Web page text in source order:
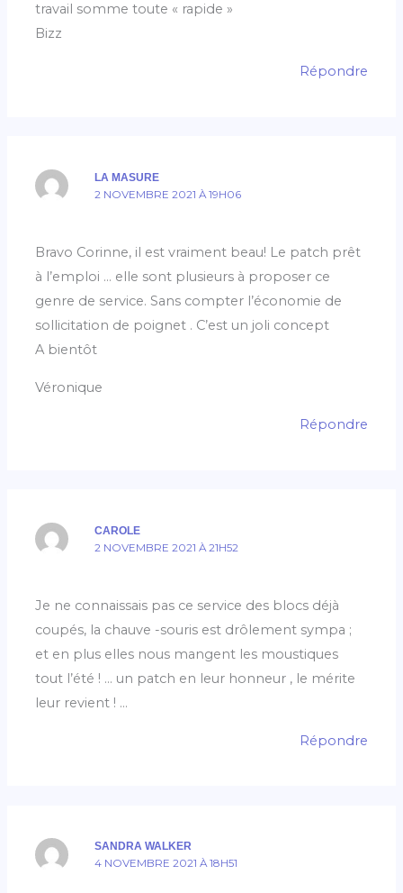
travail somme toute « rapide »
Bizz
Répondre
LA MASURE
2 NOVEMBRE 2021 À 19H06
Bravo Corinne, il est vraiment beau! Le patch prêt
à l’emploi … elle sont plusieurs à proposer ce
genre de service. Sans compter l’économie de
sollicitation de poignet . C’est un joli concept
A bientôt
Véronique
Répondre
CAROLE
2 NOVEMBRE 2021 À 21H52
Je ne connaissais pas ce service des blocs déjà
coupés, la chauve -souris est drôlement sympa ;
et en plus elles nous mangent les moustiques
tout l’été ! … un patch en leur honneur , le mérite
leur revient ! …
Répondre
SANDRA WALKER
4 NOVEMBRE 2021 À 18H51